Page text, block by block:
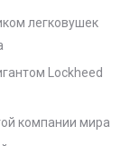
легковушек
Lockheed
компании мира